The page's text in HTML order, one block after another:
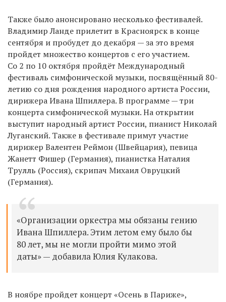
Также было анонсировано несколько фестивалей.
Владимир Ланде прилетит в Красноярск в конце
сентября и пробудет до декабря — за это время
пройдет множество концертов с его участием.
Со 2 по 10 октября пройдёт Международный
фестиваль симфонической музыки, посвящённый 80-
летию со дня рождения народного артиста России,
дирижера Ивана Шпиллера. В программе — три
концерта симфонической музыки. На открытии
выступит народный артист России, пианист Николай
Луганский. Также в фестивале примут участие
дирижер Валентен Реймон (Швейцария), певица
Жанетт Фишер (Германия), пианистка Наталия
Трулль (Россия), скрипач Михаил Овруцкий
(Германия).
«Организации оркестра мы обязаны гению
Ивана Шпиллера. Этим летом ему было бы
80 лет, мы не могли пройти мимо этой
даты» — добавила Юлия Кулакова.
В ноябре пройдет концерт «Осень в Париже»,